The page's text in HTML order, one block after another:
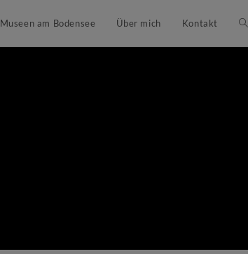
Museen am Bodensee Über mich Kontakt